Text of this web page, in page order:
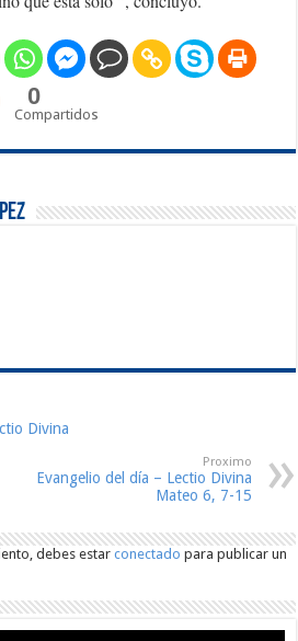
0
Compartidos
Divina
Proximo
Evangelio del día – Lectio Divina
Mateo 6, 7-15
debes estarconectado para publicar un